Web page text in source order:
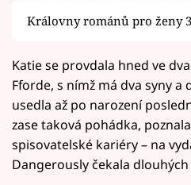
Královny románů pro ženy 3
Katie se provdala hned ve
Fforde, s nímž má dva syny a
usedla až po narození
zase taková pohádka,
spisovatelské kariéry – na
Dangerously čekala